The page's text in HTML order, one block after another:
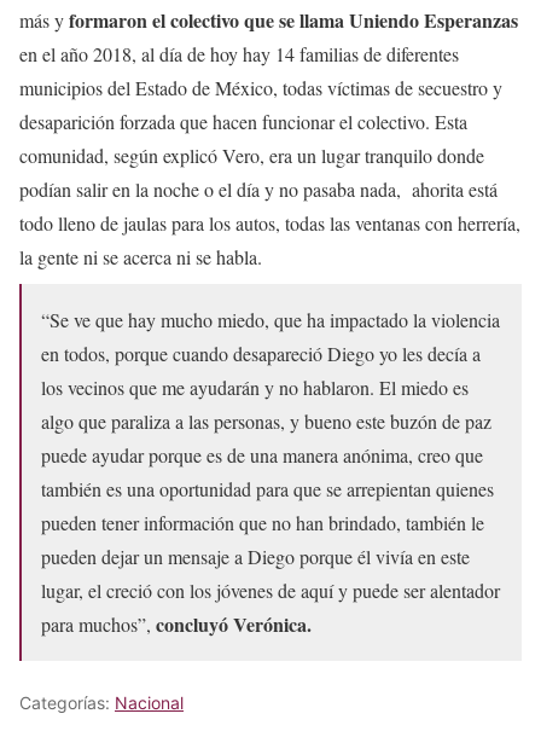
más yformaron el colectivo que se llama Uniendo Esperanzas
en el año 2018, al día de hoy hay 14 familias de diferentes
municipios del Estado de México, todas víctimas de secuestro y
desaparición forzada que hacen funcionar el colectivo. Esta
comunidad, según explicó Vero, era un lugar tranquilo donde
podían salir en la noche o el día y no pasaba nada, ahorita está
todo lleno de jaulas para los autos, todas las ventanas con herrería,
la gente ni se acerca ni se habla.
“Se ve que hay mucho miedo, que ha impactado la violencia
en todos, porque cuando desapareció Diego yo les decía a
los vecinos que me ayudarán y no hablaron. El miedo es
algo que paraliza a las personas, y bueno este buzón de paz
puede ayudar porque es de una manera anónima, creo que
también es una oportunidad para que se arrepientan quienes
pueden tener información que no han brindado, también le
pueden dejar un mensaje a Diego porque él vivía en este
lugar, el creció con los jóvenes de aquí y puede ser alentador
para muchos”, concluyó Verónica.
Categorías: Nacional